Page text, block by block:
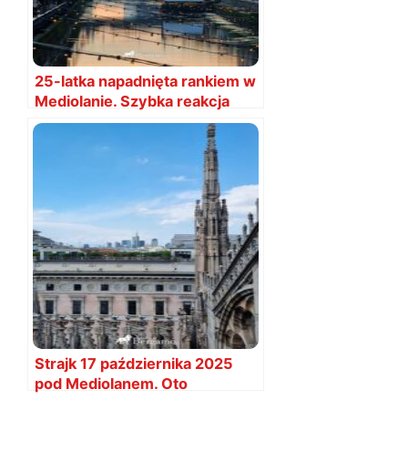
25-latka napadnięta rankiem w
Mediolanie. Szybka reakcja
policji
Strajk 17 października 2025
pod Mediolanem. Oto